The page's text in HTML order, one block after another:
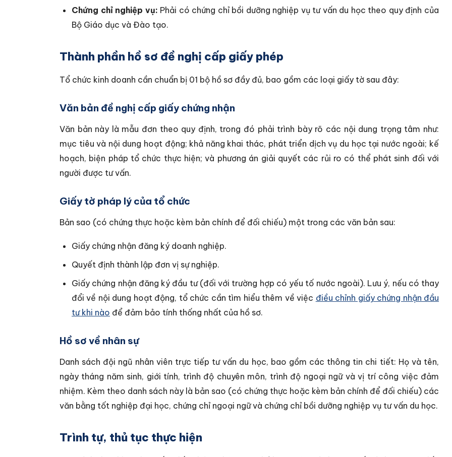
Chứng chỉ nghiệp vụ: Phải có chứng chỉ bồi dưỡng nghiệp vụ tư vấn du học theo quy định của
Bộ Giáo dục và Đào tạo.
Thành phần hồ sơ đề nghị cấp giấy phép
Tổ chức kinh doanh cần chuẩn bị 01 bộ hồ sơ đầy đủ, bao gồm các loại giấy tờ sau đây:
Văn bản đề nghị cấp giấy chứng nhận
Văn bản này là mẫu đơn theo quy định, trong đó phải trình bày rõ các nội dung trọng tâm như:
mục tiêu và nội dung hoạt động; khả năng khai thác, phát triển dịch vụ du học tại nước ngoài; kế
hoạch, biện pháp tổ chức thực hiện; và phương án giải quyết các rủi ro có thể phát sinh đối với
người được tư vấn.
Giấy tờ pháp lý của tổ chức
Bản sao (có chứng thực hoặc kèm bản chính để đối chiếu) một trong các văn bản sau:
Giấy chứng nhận đăng ký doanh nghiệp.
Quyết định thành lập đơn vị sự nghiệp.
Giấy chứng nhận đăng ký đầu tư (đối với trường hợp có yếu tố nước ngoài). Lưu ý, nếu có thay
đổi về nội dung hoạt động, tổ chức cần tìm hiểu thêm về việc điều chỉnh giấy chứng nhận đầu
tư khi nào để đảm bảo tính thống nhất của hồ sơ.
Hồ sơ về nhân sự
Danh sách đội ngũ nhân viên trực tiếp tư vấn du học, bao gồm các thông tin chi tiết: Họ và tên,
ngày tháng năm sinh, giới tính, trình độ chuyên môn, trình độ ngoại ngữ và vị trí công việc đảm
nhiệm. Kèm theo danh sách này là bản sao (có chứng thực hoặc kèm bản chính để đối chiếu) các
văn bằng tốt nghiệp đại học, chứng chỉ ngoại ngữ và chứng chỉ bồi dưỡng nghiệp vụ tư vấn du học.
Trình tự, thủ tục thực hiện